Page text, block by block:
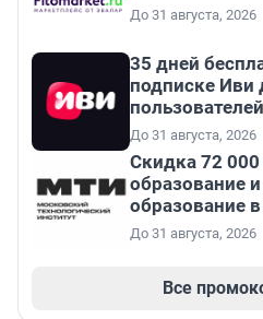
До 31 августа, 2026
35 дней
подписке Иви
пользователей
До 31 августа, 2026
Скидка 72
образование
образование
До 31 августа, 2026
Все